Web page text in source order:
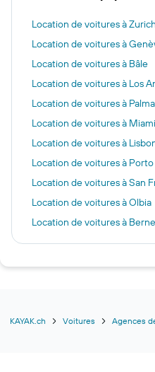
Location de voitures à Zurich
Location de voitures à
Location de voitures à Bâle
Location de voitures à Los
Location de voitures à
Location de voitures à Miami
Location de voitures à
Location de voitures à Porto
Location de voitures à San
Location de voitures à Olbia
Location de voitures à Berne
Location de voitures à
Location de voitures à
KAYAK.ch Voitures Agences